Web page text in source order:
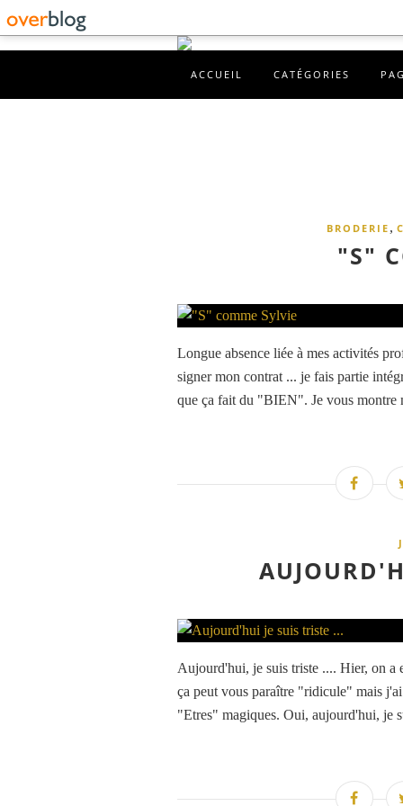
ACCUEIL CATÉGORIES
BRODERIE ,
"S"
Longue absence liée à mes activités
signer mon contrat ... je fais partie
que ça fait du "BIEN". Je vous montre
Aujourd'hui, je suis triste .... Hier, on a
ça peut vous paraître "ridicule" mais
"Etres" magiques. Oui, aujourd'hui, je